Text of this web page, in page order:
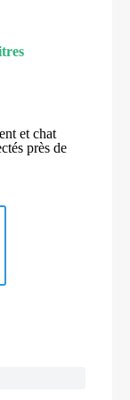
et chat
près de